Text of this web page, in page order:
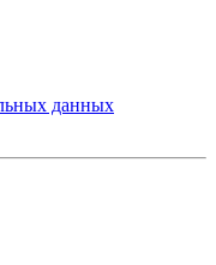
данных